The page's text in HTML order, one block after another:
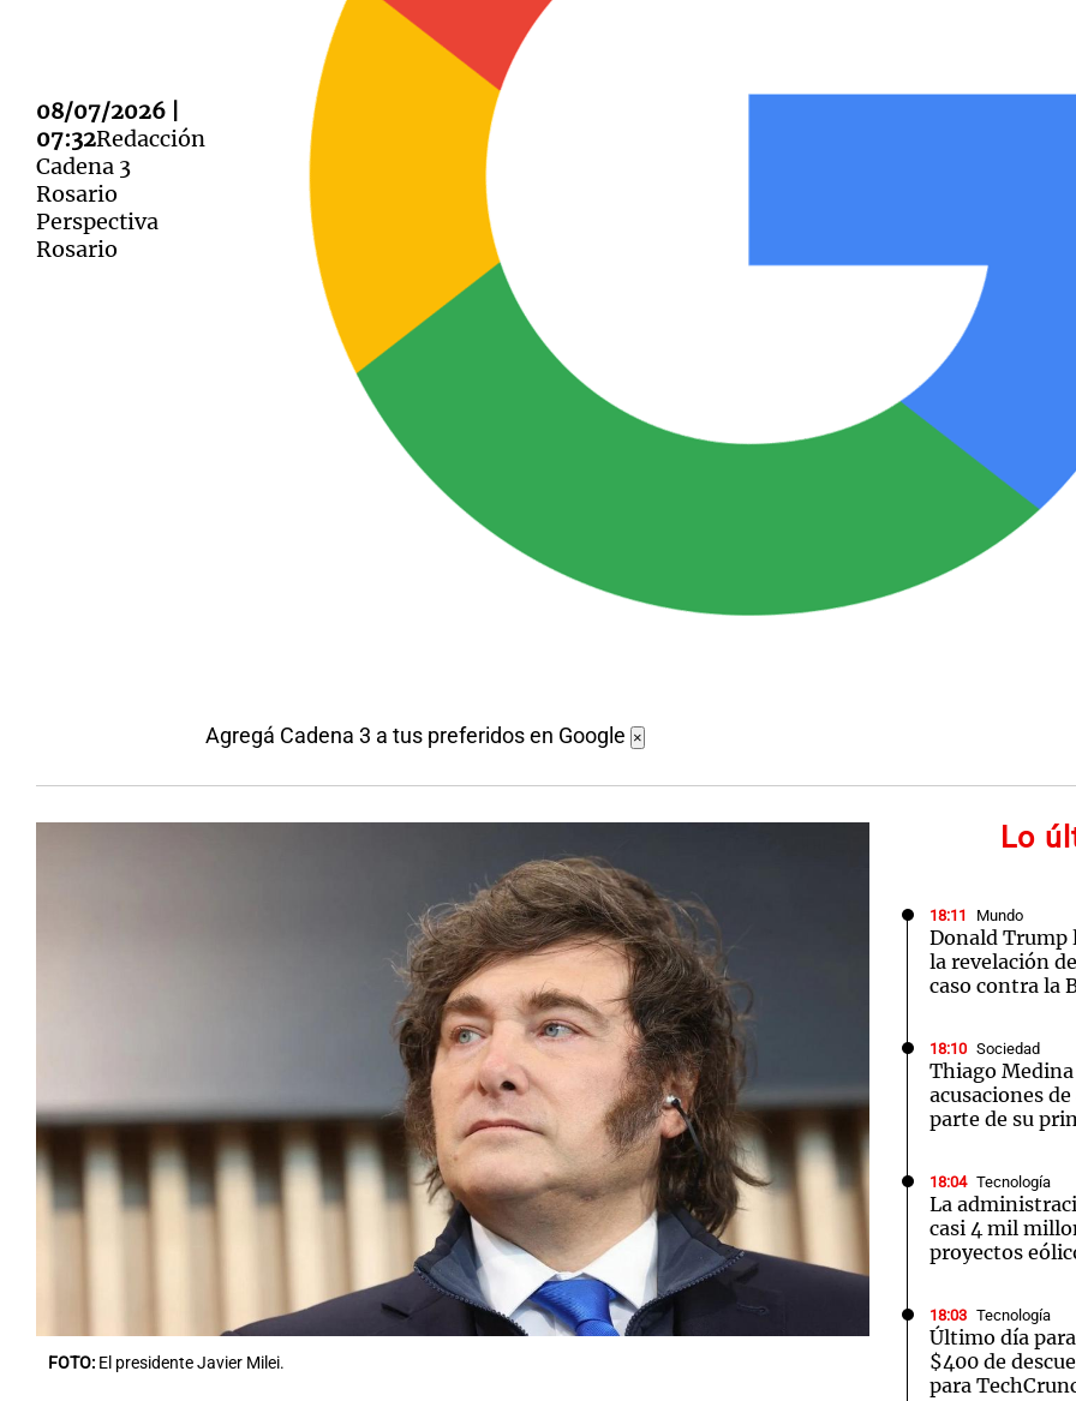
08/07/2026 |
07:32Redacción
Cadena 3
Rosario
Perspectiva
Rosario
Agregá Cadena 3 a tus preferidos en Google ×
FOTO: El presidente Javier Milei.
Lo
18:11 Mundo
Donald Trump
la revelación
caso contra la
18:10 Sociedad
Thiago
acusaciones
parte de su
18:04 Tecnología
La
casi 4 mil
proyectos
18:03 Tecnología
Último día
$400 de
para
Editorial
Notas
Mundial 2026 La Sole en Cadena 3 Cadena 3